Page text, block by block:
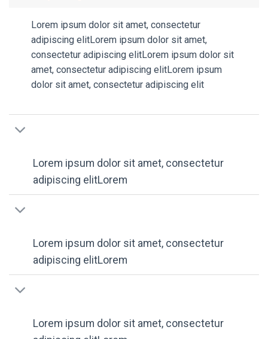
Lorem ipsum dolor sit amet, consectetur
adipiscing elitLorem ipsum dolor sit amet,
consectetur adipiscing elitLorem ipsum dolor sit
amet, consectetur adipiscing elitLorem ipsum
dolor sit amet, consectetur adipiscing elit
Lorem ipsum dolor sit amet, consectetur
adipiscing elitLorem
Lorem ipsum dolor sit amet, consectetur
adipiscing elitLorem
Lorem ipsum dolor sit amet, consectetur